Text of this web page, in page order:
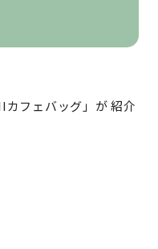
フェバッグ」が 紹介